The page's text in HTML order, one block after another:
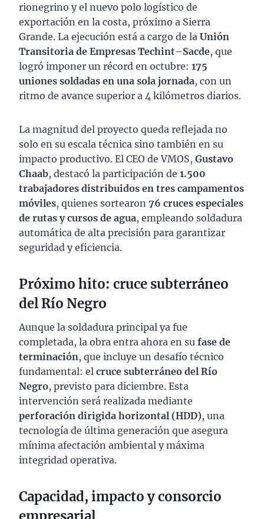
rionegrino y el nuevo polo logístico de
exportación en la costa, próximo a Sierra
Grande. La ejecución está a cargo de la Unión
Transitoria de Empresas Techint–Sacde, que
logró imponer un récord en octubre: 175
uniones soldadas en una sola jornada, con un
ritmo de avance superior a 4 kilómetros diarios.
La magnitud del proyecto queda reflejada no
solo en su escala técnica sino también en su
impacto productivo. El CEO de VMOS, Gustavo
Chaab, destacó la participación de 1.500
trabajadores distribuidos en tres campamentos
móviles, quienes sortearon 76 cruces especiales
de rutas y cursos de agua, empleando soldadura
automática de alta precisión para garantizar
seguridad y eficiencia.
Próximo hito: cruce subterráneo
del Río Negro
Aunque la soldadura principal ya fue
completada, la obra entra ahora en su fase de
terminación, que incluye un desafío técnico
fundamental: el cruce subterráneo del Río
Negro, previsto para diciembre. Esta
intervención será realizada mediante
perforación dirigida horizontal (HDD), una
tecnología de última generación que asegura
mínima afectación ambiental y máxima
integridad operativa.
Capacidad, impacto y consorcio